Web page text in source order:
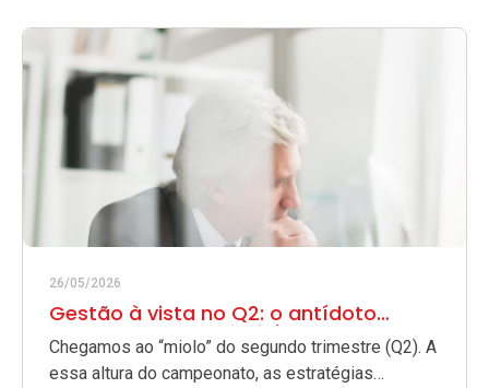
26/05/2026
Gestão à vista no Q2: o antídoto
contra o trabalho invisível
Chegamos ao “miolo” do segundo trimestre (Q2). A
essa altura do campeonato, as estratégias